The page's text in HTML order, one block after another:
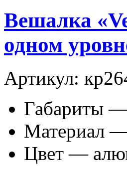
Вешалка
одном
Артикул:
Габариты
Материал —
Цвет —